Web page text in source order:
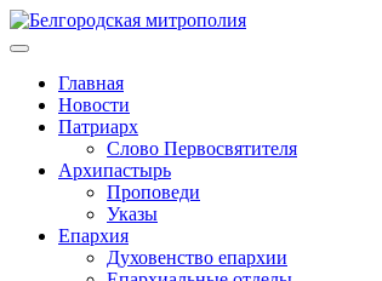
Главная
Новости
Патриарх
Слово Первосвятителя
Архипастырь
Проповеди
Указы
Епархия
Духовенство епархии